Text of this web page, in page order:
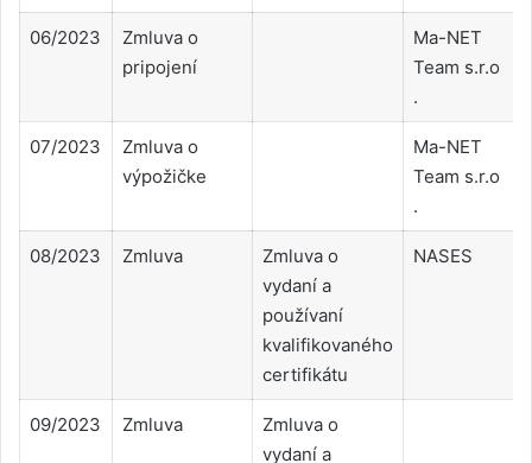
06/2023
Zmluva o
pripojení
Ma-NET
Team s.r.o
.
07/2023
Zmluva o
výpožičke
Ma-NET
Team s.r.o
.
08/2023 Zmluva
Zmluva o
vydaní a
používaní
kvalifikovaného
certifikátu
NASES
09/2023 Zmluva
Zmluva o
vydaní a